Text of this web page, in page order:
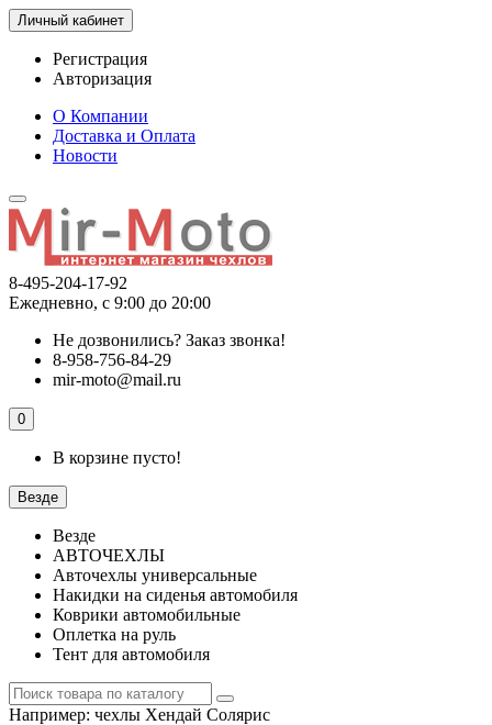
Личный кабинет
Регистрация
Авторизация
О Компании
Доставка и Оплата
Новости
8-495-204-17-92
Ежедневно, с 9:00 до 20:00
Не дозвонились? Заказ звонка!
8-958-756-84-29
mir-moto@mail.ru
0
В корзине пусто!
Везде
Везде
АВТОЧЕХЛЫ
Авточехлы универсальные
Накидки на сиденья автомобиля
Коврики автомобильные
Оплетка на руль
Тент для автомобиля
Например: чехлы Хендай Солярис